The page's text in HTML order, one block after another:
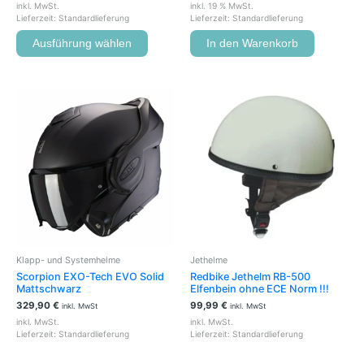
inkl. MwSt.
Lieferzeit: Standardlieferung
Ausführung wählen
inkl. 19 % MwSt.
Lieferzeit: Standardlieferung
In den Warenkorb
Klapp- und Systemhelme
Scorpion EXO-Tech EVO Solid
Mattschwarz
329,90 € inkl. MwSt
inkl. MwSt.
Lieferzeit: Standardlieferung
Produkt
weist
mehrere
auf.
Die
Optionen
Produktseite
gewählt
Jethelme
Redbike Jethelm RB-500
Elfenbein ohne ECE Norm !!!
99,99 € inkl. MwSt
inkl. MwSt.
Lieferzeit: Standardlieferung
weist
mehrere
auf.
Die
werden